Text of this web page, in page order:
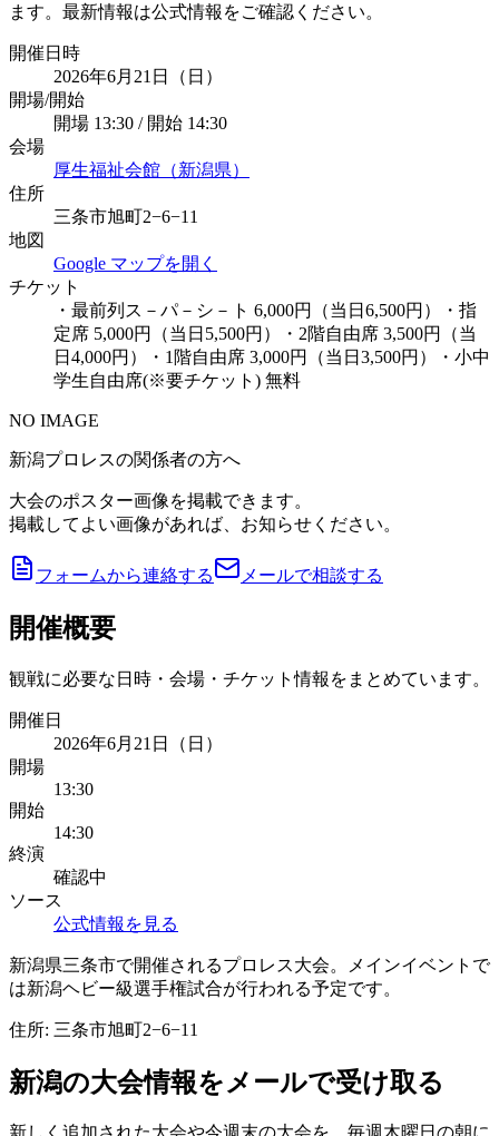
ます。最新情報は公式情報をご確認ください。
開催日時
2026年6月21日（日）
開場/開始
開場 13:30 / 開始 14:30
会場
厚生福祉会館（新潟県）
住所
三条市旭町2−6−11
地図
Google マップを開く
チケット
・最前列ス－パ－シ－ト 6,000円（当日6,500円）・指
定席 5,000円（当日5,500円）・2階自由席 3,500円（当
日4,000円）・1階自由席 3,000円（当日3,500円）・小中
学生自由席(※要チケット) 無料
NO IMAGE
新潟プロレスの関係者の方へ
大会のポスター画像を掲載できます。
掲載してよい画像があれば、お知らせください。
フォームから連絡する メールで相談する
開催概要
観戦に必要な日時・会場・チケット情報をまとめています。
開催日
2026年6月21日（日）
開場
13:30
開始
14:30
終演
確認中
ソース
公式情報を見る
新潟県三条市で開催されるプロレス大会。メインイベントで
は新潟ヘビー級選手権試合が行われる予定です。
住所: 三条市旭町2−6−11
新潟の大会情報をメールで受け取る